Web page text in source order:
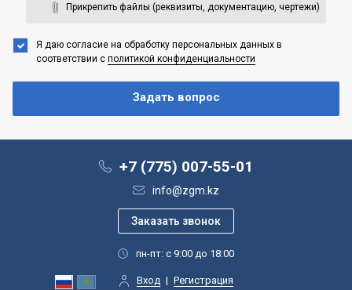
Прикрепить файлы (реквизиты, документацию, чертежи)
Я даю согласие на обработку персональных данных в
соответствии с политикой конфиденциальности
+7 (775) 007-55-01
info@zgm.kz
пн-пт: с 9:00 до 18:00
Вход | Регистрация